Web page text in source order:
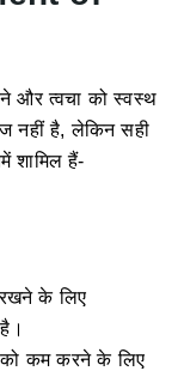
और त्वचा को स्वस्थ
नहीं है, लेकिन सही
शामिल हैं-
रखने के लिए
कम करने के लिए